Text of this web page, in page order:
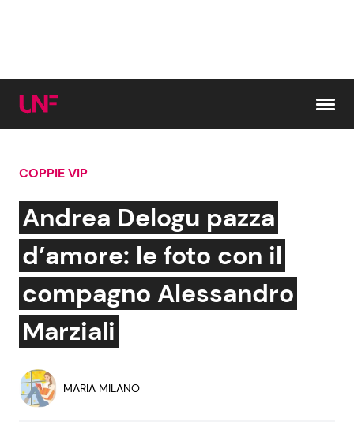
Cerca:
News e Cronaca
Attualità Italiana
Dal Mondo
Economia
Persone Scomparse
Gossip e TV
Bellezze VIP
COPPIE VIP
Andrea Delogu pazza
d’amore: le foto con il
compagno Alessandro
Marziali
MARIA MILANO